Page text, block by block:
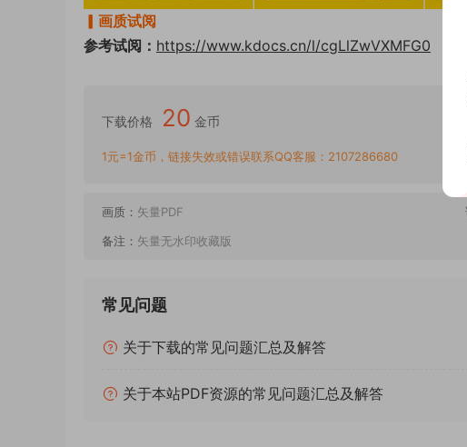
▎画质试阅
参考试阅： https://www.kdocs.cn/l/cgLlZwVXMFG0
下载价格 20 金币
1元=1金币，链接失效或错误联系QQ客服：2107286680
画质： 矢量PDF
备注： 矢量无水印收藏版
常见问题
关于下载的常见问题汇总及解答
关于本站PDF资源的常见问题汇总及解答